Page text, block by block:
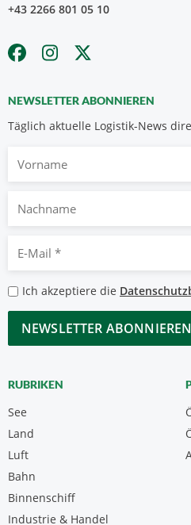
+43 2266 801 05 10
NEWSLETTER ABONNIEREN
Täglich aktuelle Logistik-News
Nachname
Mail
*
Datenschutzbestimmungen
*
Ich akzeptiere die
CAPTCHA
RUBRIKEN
See
Land
Luft
Bahn
Binnenschiff
Industrie & Handel